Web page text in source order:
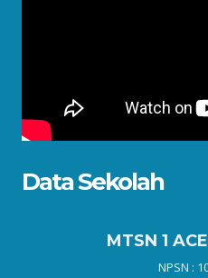
Data Sekolah
MTSN 1
NPSN :